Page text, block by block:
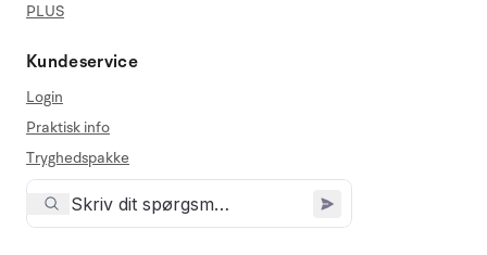
PLUS
Kundeservice
Login
Praktisk info
Tryghedspakke